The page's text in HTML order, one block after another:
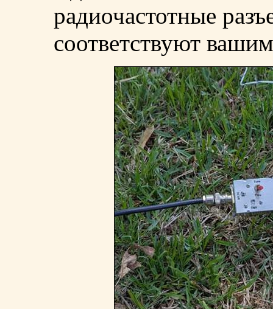
радиочастотные
соответствуют